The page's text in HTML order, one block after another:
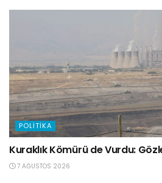
POLITIKA
Kuraklık Kömürü de Vurdu:
7 AĞUSTOS 2026